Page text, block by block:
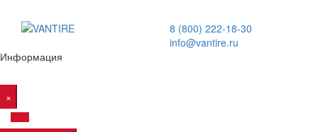
8 (800) 222-18-30
info@vantire.ru
Информация
×